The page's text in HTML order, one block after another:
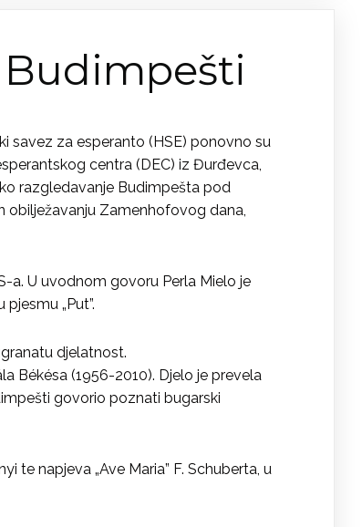
savez za esperanto (HSE) ponovno su
centra (DEC) iz Đurđevca,
razgledavanje Budimpešta pod
Zamenhofovog dana,
a. U uvodnom govoru Perla Mielo je
„Put”.
djelatnost.
Békésa (1956-2010). Djelo je prevela
govorio poznati bugarski
te napjeva „Ave Maria” F. Schuberta, u